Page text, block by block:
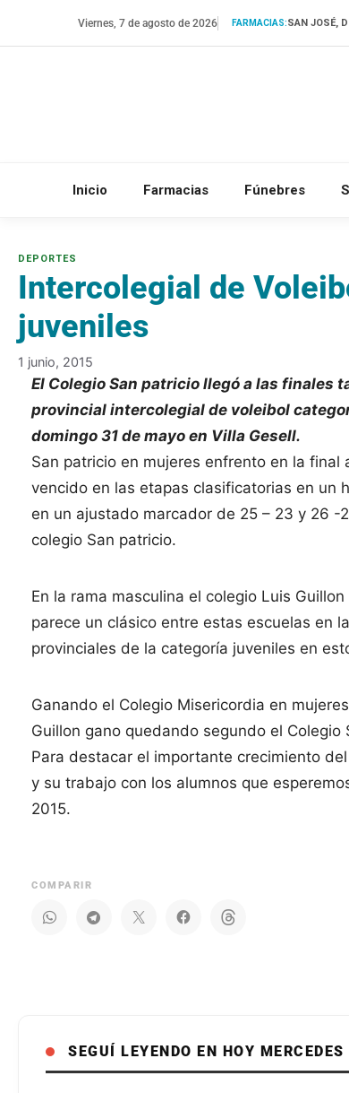
Viernes, 7 de agosto de 2026 FARMACIAS:SAN JOSÉ,
Inicio Farmacias Fúnebres
Intercolegial de
juveniles
1 junio, 2015
El Colegio San patricio llegó a las finales
provincial intercolegial de voleibol
domingo 31 de mayo en Villa Gesell.
San patricio en mujeres enfrento en la
vencido en las etapas clasificatorias en un
en un ajustado marcador de 25 – 23 y 26
colegio San patricio.
En la rama masculina el colegio Luis
parece un clásico entre estas escuelas en
provinciales de la categoría juveniles en
Ganando el Colegio Misericordia en
Guillon gano quedando segundo el Colegio
Para destacar el importante crecimiento
y su trabajo con los alumnos que
2015.
COMPARIR
SEGUÍ LEYENDO EN HOY MERCEDES